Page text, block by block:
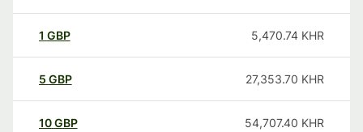
1 GBP 5,470.74 KHR
5 GBP 27,353.70 KHR
10GBP 54,707.40 KHR